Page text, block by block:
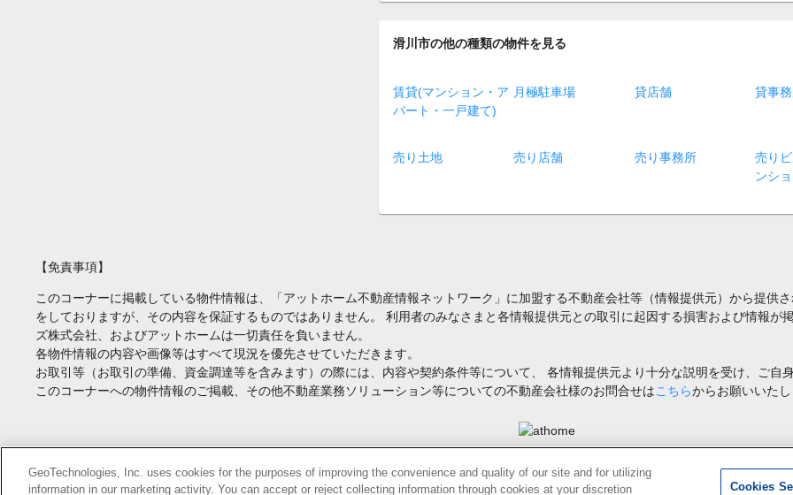
滑川市の他の種類の物件を見る
賃貸(マンション・ア
パート・一戸建て)
月極駐車場 貸店舗 貸事
売り土地 売り店舗 売り事務所
売り
ンシ
【免責事項】
このコーナーに掲載している物件情報は、「アットホーム不動産情報ネットワーク」に加盟する不動産会社等（情報提供元）から提供
をしておりますが、その内容を保証するものではありません。 利用者のみなさまと各情報提供元との取引に起因する損害および情報
ズ株式会社、およびアットホームは一切責任を負いません。
各物件情報の内容や画像等はすべて現況を優先させていただきます。
お取引等（お取引の準備、資金調達等を含みます）の際には、内容や契約条件等について、 各情報提供元より十分な説明を受け、ご自
このコーナーへの物件情報のご掲載、その他不動産業務ソリューション等についての不動産会社様のお問合せはこちらからお願いいたし
Copyright(c) At Home Co.,Ltd. このサイトに掲載している情報の無断転載を禁止します。著作権はアットホーム（株）またはその情報提供者に帰属します。
GeoTechnologies, Inc. uses cookies for the purposes of improving the convenience and quality of our site and for utilizing
information in our marketing activity. You can accept or reject collecting information through cookies at your discretion
Cookies